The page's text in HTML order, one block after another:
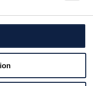
que l'article